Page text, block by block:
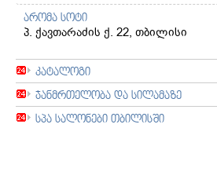
არომა სოტი
პ. ქავთარაძის ქ. 22, თბილისი
კატალოგი
ჯანმრთელობა და სილამაზე
სპა სალონები თბილისში